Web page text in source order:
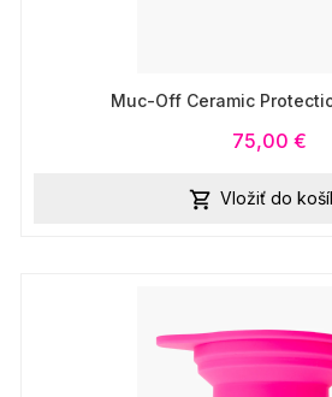
Muc-Off Ceramic
75,00 €
 Vložiť do